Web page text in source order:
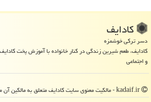
كادایف
دسر ترکی خوشمزه
کادایف، طعم شیرین زندگی در کنار خانواده با آموزش پخت
و اجتماعی